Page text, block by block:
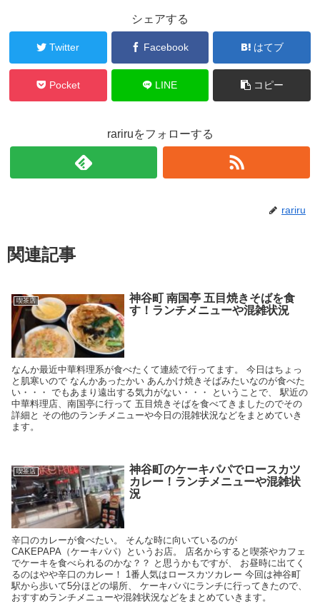
シェアする
Twitter Facebook はてブ
Pocket LINE コピー
rariruをフォローする
rariru
関連記事
喫茶店
神谷町 南国亭 五目焼きそばを食
す！ランチメニューや混雑状況
なんか最近中華料理系が食べたくて連続で行ってます。 今日はちょっ
と肌寒いので なんかあったかい あんかけ焼きそばみたいなのが食べた
い・・・ でもあまり遠出する気力がない・・・ ということで、 駅近の
中華料理店、南国亭に行って 五目焼きそばを食べてきましたのでその
詳細と その他のランチメニューや今日の混雑状況などをまとめていき
ます。
喫茶店
神谷町のケーキパパでロースカツ
カレー！ランチメニューや混雑状
況
辛口のカレーが食べたい。 そんな時に向いているのが
CAKEPAPA（ケーキパパ）というお店。 店名からすると喫茶やカフェ
でケーキを食べられるのかな？？ と思うかもですが、 お昼時に出てく
るのはやや辛口のカレー！ 1番人気はロースカツカレー 今回は神谷町
駅から歩いて5分ほどの場所、 ケーキパパにランチに行ってきたので、
おすすめランチメニューや混雑状況などをまとめていきます。